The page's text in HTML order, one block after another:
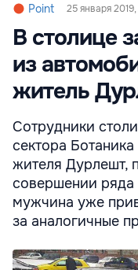
Point 25 января
В столице
из
житель
Сотрудники
сектора
жителя Дурлешт,
совершении ряда
мужчина уже
за аналогичные